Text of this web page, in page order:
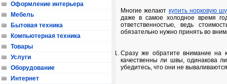
Многие желают купить норковую
даже в самое холодное время
ответственностью, ведь
обязательно нужно принять во
Сразу же обратите внимание на
качественны ли швы, одинакова
убедитесь, что они не
Оформление интерьера
Мебель
Бытовая техника
Компьютерная техника
Товары
Услуги
Оборудование
Интернет